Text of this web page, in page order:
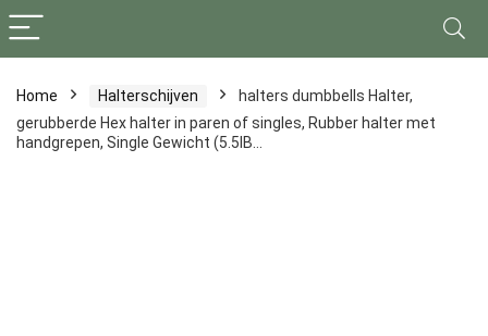
Home Halterschijven
halters dumbbells Halter,
gerubberde Hex halter in paren of singles, Rubber halter met
handgrepen, Single Gewicht (5.5IB…